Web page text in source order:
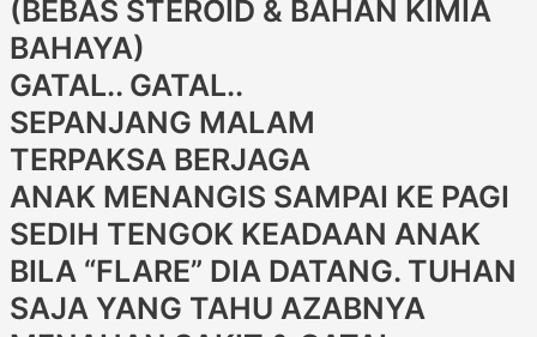
(BEBAS STEROID & BAHAN KIMIA
BAHAYA)
GATAL.. GATAL..
SEPANJANG MALAM
TERPAKSA BERJAGA
ANAK MENANGIS SAMPAI KE PAGI
SEDIH TENGOK KEADAAN ANAK
BILA “FLARE” DIA DATANG. TUHAN
SAJA YANG TAHU AZABNYA